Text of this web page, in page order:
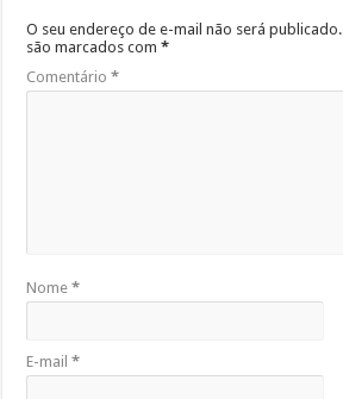
O seu endereço de e-mail não será publicado.
são marcados com*
Comentário*
Nome*
E-mail*